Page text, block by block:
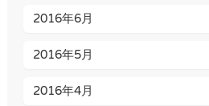
2016年6月
2016年5月
2016年4月